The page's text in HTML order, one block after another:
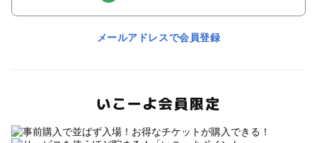
メールアドレスで会員登録
いこーよ会員限定